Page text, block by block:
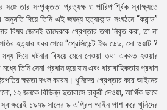
সঙ্গে তার সম্পৃক্ততা প্রত্যক্ষ ও পারিপার্শ্বিক স্বাক্ষ্যতে
দিয়ে তিনি এই জঘন্য হত্যাকান্ড সংঘঠনে “কমান্ড”
বিষয় জেনেই তাদেরকে গ্রেপ্তার তথা নিবৃত করা, তা না
হত্যার খবর পেয়ে “প্রেসিডেন্ট ইজ ডেড, সো ওয়াট ?
মধ্য দিয়ে ঘটনার বিষয়ে মেনে নেওয়া তথা একমত হওয়ার
তিনি সেনা প্রধান হয়ে যান এবং ধারাবাহিকতায় প্রধান
ক্ষমতা দখল করেন। খুনিদের গ্রেপ্তার করে আইনের
১২ জনকে বিভিন্ন দুতাবাসে চাকুরী দেওয়া, আর্থিক ভাবে
১৯৭৯ সালের ৯ এপ্রিল আইন পাশ করে খুনিদের